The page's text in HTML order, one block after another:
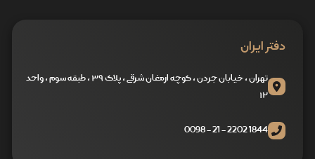
دفتر ایران
تهران ، خیابان جردن ، کوچه ارمغان شرقی ، پلاک ۳۹ ، طبقه سوم ، واحد
۱۲
1844 2202 - 21 - 0098